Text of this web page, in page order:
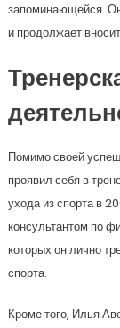
запоминающейся.
и продолжает
Помимо своей
проявил себя в
ухода из спорта в
консультантом по
которых он лично
спорта.
Кроме того, Илья